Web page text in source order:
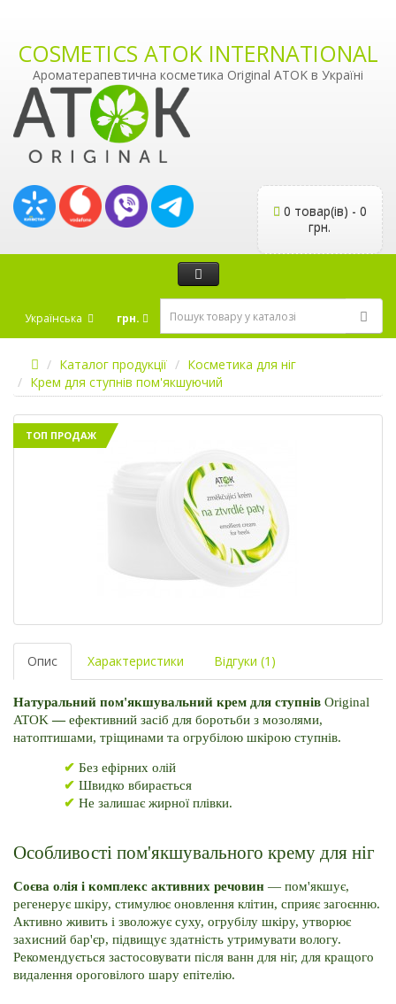
COSMETICS ATOK INTERNATIONAL
Ароматерапевтична косметика Original ATOK в Україні
0 товар(ів) - 0
грн.
Українська грн.
Каталог продукції
Косметика для ніг
Крем для ступнів пом'якшуючий
ТОП ПРОДАЖ
Опис Характеристики Відгуки (1)
Натуральний пом'якшувальний крем для ступнів Original
ATOK — ефективний засіб для боротьби з мозолями,
натоптишами, тріщинами та огрубілою шкірою ступнів.
✔ Без ефірних олій
✔ Швидко вбирається
✔ Не залишає жирної плівки.
Особливості пом'якшувального крему для ніг
Соєва олія і комплекс активних речовин — пом'якшує,
регенерує шкіру, стимулює оновлення клітин, сприяє загоєнню.
Активно живить і зволожує суху, огрубілу шкіру, утворює
захисний бар'єр, підвищує здатність утримувати вологу.
Рекомендується застосовувати після ванн для ніг, для кращого
видалення ороговілого шару епітелію.